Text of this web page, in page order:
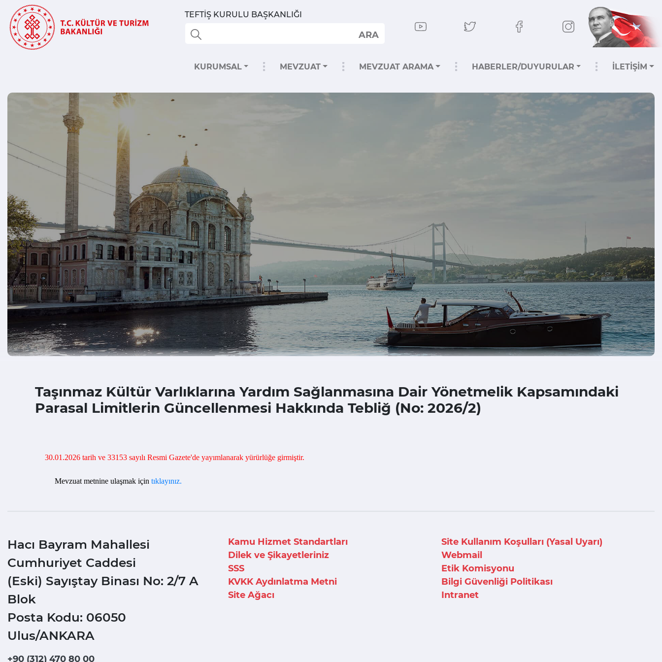
TEFTİŞ KURULU BAŞKANLIĞI
ARA
KURUMSAL MEVZUAT MEVZUAT ARAMA HABERLER/DUYURULAR İLETİŞİM
Taşınmaz Kültür Varlıklarına Yardım Sağlanmasına Dair Yönetmelik Kapsamındaki
Parasal Limitlerin Güncellenmesi Hakkında Tebliğ (No: 2026/2)
30.01.2026 tarih ve 33153 sayılı Resmi Gazete'de yayımlanarak yürürlüğe girmiştir.
Mevzuat metnine ulaşmak için tıklayınız.
Hacı Bayram Mahallesi
Cumhuriyet Caddesi
(Eski) Sayıştay Binası No: 2/7 A
Blok
Posta Kodu: 06050
Ulus/ANKARA
+90 (312) 470 80 00
Kamu Hizmet Standartları
Site Kullanım Koşulları (Yasal Uyarı)
Dilek ve Şikayetleriniz
Webmail
SSS
Etik Komisyonu
KVKK Aydınlatma Metni
Bilgi Güvenliği Politikası
Site Ağacı
Intranet